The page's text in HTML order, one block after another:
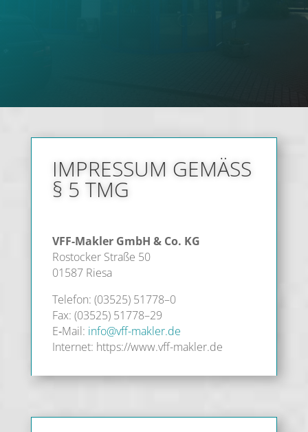
IMPRES­SUM GEMÄSS §
5 TMG
VFF-Mak­ler GmbH & Co. KG
Ros­to­cker Stra­ße 50
01587 Riesa
Tele­fon: (03525) 51778–0
Fax: (03525) 51778–29
E‑Mail: info@vff-makler.de
Inter­net: https://www.vff-makler.de